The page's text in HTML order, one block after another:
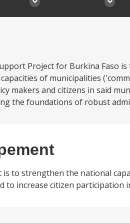
Project for Burkina Faso
of municipalities
makers and citizens in said
the foundations of robust
to strengthen the national
to increase citizen participation